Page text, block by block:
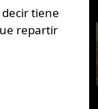
tiene
repartir